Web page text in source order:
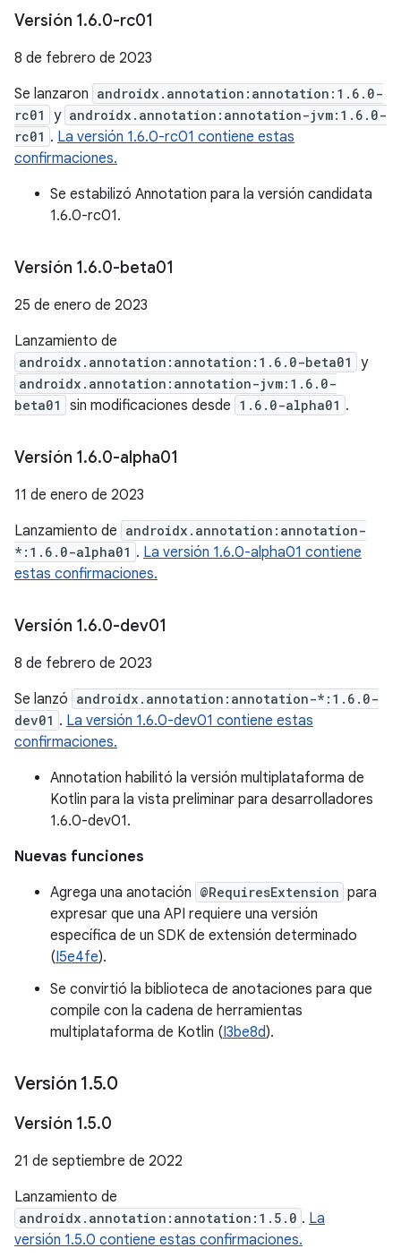
Versión 1.6.0-rc01
8 de febrero de 2023
Se lanzaron androidx.annotation:annotation:1.6.0-
rc01
y androidx.annotation:annotation-jvm:1.6.0-
rc01 . La versión 1.6.0-rc01 contiene estas
confirmaciones.
Se estabilizó Annotation para la versión candidata
1.6.0-rc01.
Versión 1.6.0-beta01
25 de enero de 2023
Lanzamiento de
androidx.annotation:annotation:1.6.0-beta01 y
androidx.annotation:annotation-jvm:1.6.0-
beta01
sin modificaciones desde 1.6.0-alpha01 .
Versión 1.6.0-alpha01
11 de enero de 2023
Lanzamiento de androidx.annotation:annotation-
*:1.6.0-alpha01 . La versión 1.6.0-alpha01 contiene
estas confirmaciones.
Versión 1.6.0-dev01
8 de febrero de 2023
Se lanzó androidx.annotation:annotation-*:1.6.0-
dev01 . La versión 1.6.0-dev01 contiene estas
confirmaciones.
Annotation habilitó la versión multiplataforma de
Kotlin para la vista preliminar para desarrolladores
1.6.0-dev01.
Nuevas funciones
Agrega una anotación @RequiresExtension para
expresar que una API requiere una versión
específica de un SDK de extensión determinado
(I5e4fe).
Se convirtió la biblioteca de anotaciones para que
compile con la cadena de herramientas
multiplataforma de Kotlin (I3be8d).
Versión 1.5.0
Versión 1.5.0
21 de septiembre de 2022
Lanzamiento de
androidx.annotation:annotation:1.5.0 . La
versión 1.5.0 contiene estas confirmaciones.